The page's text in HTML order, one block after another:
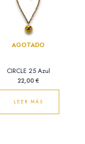
AGOTADO
CIRCLE 25 Azul
22,00€
LEER MÁS